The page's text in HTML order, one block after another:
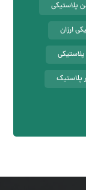
پلاستیکی
ارزان
پلاستیک